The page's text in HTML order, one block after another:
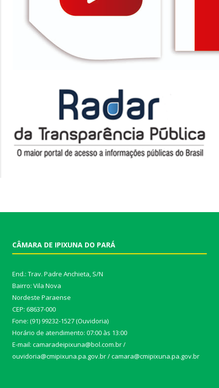
CÂMARA DE IPIXUNA DO PARÁ
End.: Trav. Padre Anchieta, S/N
Bairro: Vila Nova
Nordeste Paraense
CEP: 68637-000
Fone: (91) 99232-1527 (Ouvidoria)
Horário de atendimento: 07:00 às 13:00
E-mail: camaradeipixuna@bol.com.br /
ouvidoria@cmipixuna.pa.gov.br / camara@cmipixuna.pa.gov.br